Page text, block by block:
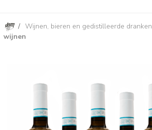
/ Wijnen, bieren en gedistilleerde dranken
wijnen